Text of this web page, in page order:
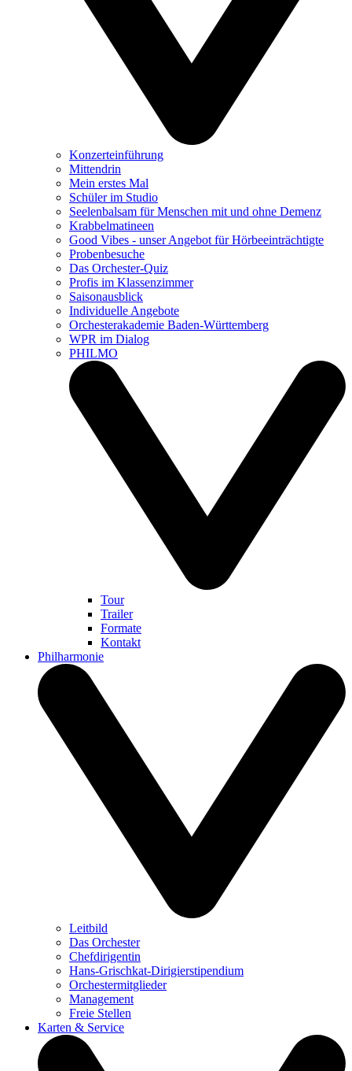
Konzerteinführung
Mittendrin
Mein erstes Mal
Schüler im Studio
Seelenbalsam für Menschen mit und ohne Demenz
Krabbelmatineen
Good Vibes - unser Angebot für Hörbeeinträchtigte
Probenbesuche
Das Orchester-Quiz
Profis im Klassenzimmer
Saisonausblick
Individuelle Angebote
Orchesterakademie Baden-Württemberg
WPR im Dialog
PHILMO
Tour
Trailer
Formate
Kontakt
Philharmonie
Leitbild
Das Orchester
Chefdirigentin
Hans-Grischkat-Dirigierstipendium
Orchestermitglieder
Management
Freie Stellen
Karten & Service